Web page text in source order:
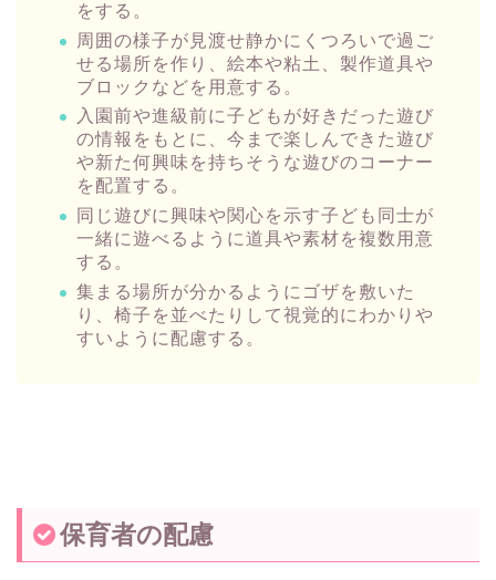
をする。
周囲の様子が見渡せ静かにくつろいで過ご
せる場所を作り、絵本や粘土、製作道具や
ブロックなどを用意する。
入園前や進級前に子どもが好きだった遊び
の情報をもとに、今まで楽しんできた遊び
や新た何興味を持ちそうな遊びのコーナー
を配置する。
同じ遊びに興味や関心を示す子ども同士が
一緒に遊べるように道具や素材を複数用意
する。
集まる場所が分かるようにゴザを敷いた
り、椅子を並べたりして視覚的にわかりや
すいように配慮する。
保育者の配慮